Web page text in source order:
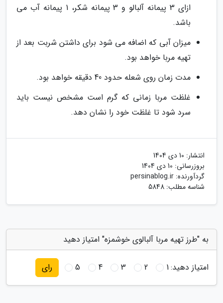
ازای 3 پیمانه آلبالو و 3 پیمانه شکر، 1 پیمانه آب می
باشد.
میزان آبی که اضافه می شود برای داشتن شربت بعد از
تهیه مربا خواهد بود.
مدت زمان روی شعله حدود 40 دقیقه خواهد بود.
غلظت مربا زمانی که گرم است مشخص نیست باید
سرد شود تا غلظت خود را نشان دهد.
انتشار: 10 دی 1404
بروزرسانی: 10 دی 1404
گردآورنده: persinablog.ir
شناسه مطلب: 5848
به "طرز تهیه مربا آلبالوی خوشمزه" امتیاز دهید
امتیاز دهید:1
2
3
4
5 رای